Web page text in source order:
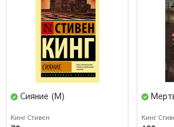
Сияние (М)
Кинг Стивен Кинг